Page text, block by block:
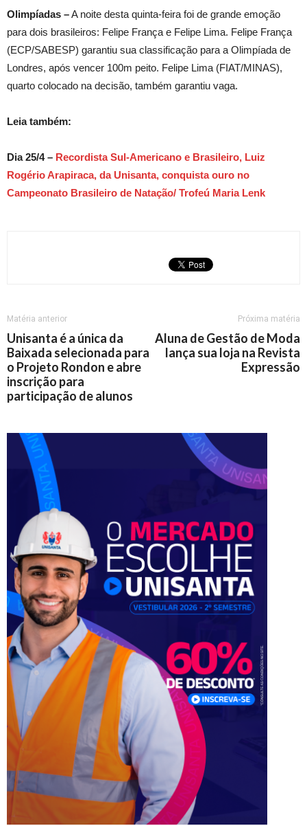
Olimpíadas –A noite desta quinta-feira foi de grande emoção
para dois brasileiros: Felipe França e Felipe Lima. Felipe França
(ECP/SABESP) garantiu sua classificação para a Olimpíada de
Londres, após vencer 100m peito. Felipe Lima (FIAT/MINAS),
quarto colocado na decisão, também garantiu vaga.
Leia também:
Dia 25/4 – Recordista Sul-Americano e Brasileiro, Luiz
Rogério Arapiraca, da Unisanta, conquista ouro no
Campeonato Brasileiro de Natação/ Trofeú Maria Lenk
Matéria anterior
Unisanta é a única da
Baixada selecionada para
o Projeto Rondon e abre
inscrição para
participação de alunos
Próxima matéria
Aluna de Gestão de Moda
lança sua loja na Revista
Expressão